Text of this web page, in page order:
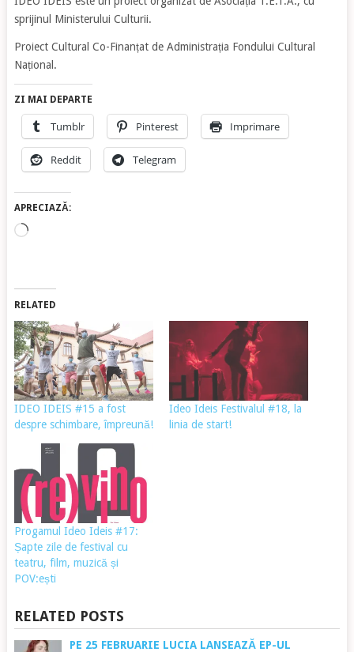
sprijinul Ministerului Culturii.
Proiect Cultural Co-Finanțat de Administrația Fondului Cultural
Național.
ZI MAI DEPARTE
Tumblr Pinterest Imprimare
Reddit Telegram
APRECIAZĂ:
Încarc...
RELATED
IDEO IDEIS #15 a fost
despre schimbare, împreună!
Ideo Ideis Festivalul #18, la
linia de start!
Progamul Ideo Ideis #17:
Șapte zile de festival cu
teatru, film, muzică și
POV:ești
RELATED POSTS
PE 25 FEBRUARIE LUCIA LANSEAZĂ EP-UL